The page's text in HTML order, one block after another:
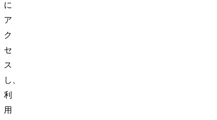
に
ア
ク
セ
ス
し、
利
用